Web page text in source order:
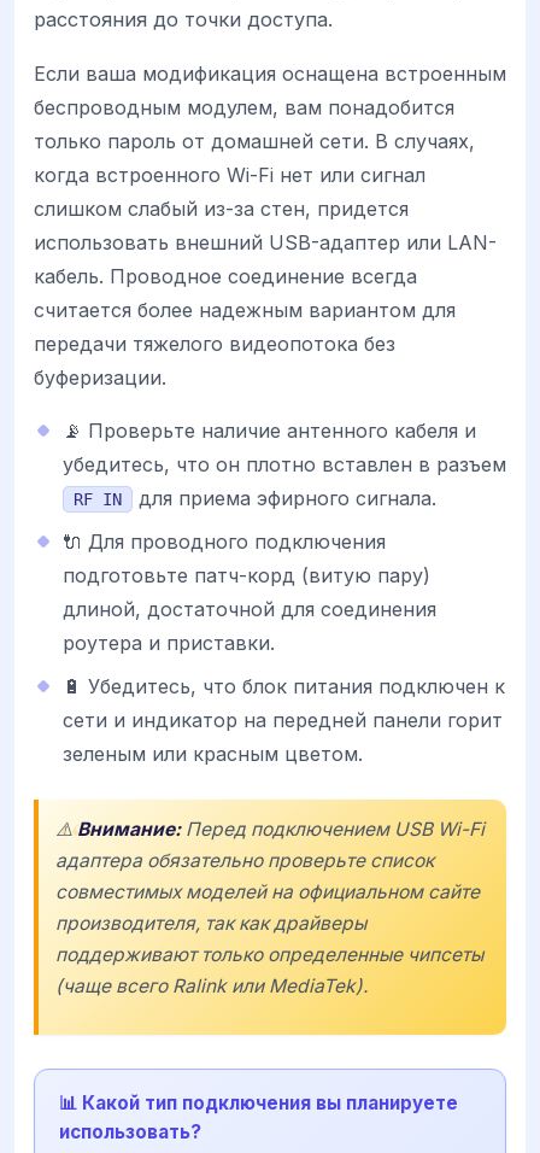
расстояния до точки доступа.
Если ваша модификация оснащена встроенным
беспроводным модулем, вам понадобится
только пароль от домашней сети. В случаях,
когда встроенного Wi-Fi нет или сигнал
слишком слабый из-за стен, придется
использовать внешний USB-адаптер или LAN-
кабель. Проводное соединение всегда
считается более надежным вариантом для
передачи тяжелого видеопотока без
буферизации.
📡 Проверьте наличие антенного кабеля и
убедитесь, что он плотно вставлен в разъем
RF IN
для приема эфирного сигнала.
🔌 Для проводного подключения
подготовьте патч-корд (витую пару)
длиной, достаточной для соединения
роутера и приставки.
🔋 Убедитесь, что блок питания подключен к
сети и индикатор на передней панели горит
зеленым или красным цветом.
⚠️Внимание:Перед подключением USB Wi-Fi
адаптера обязательно проверьте список
совместимых моделей на официальном сайте
производителя, так как драйверы
поддерживают только определенные чипсеты
(чаще всего Ralink или MediaTek).
📊 Какой тип подключения вы планируете
использовать?